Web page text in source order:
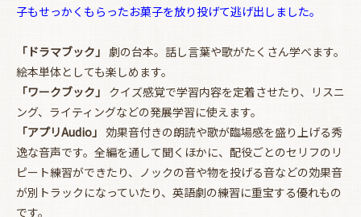
子もせっかくもらったお菓子を放り投げて逃げ出しました。
「ドラマブック」 劇の台本。話し言葉や歌がたくさん学べます。
絵本単体としても楽しめます。
「ワークブック」 クイズ感覚で学習内容を定着させたり、リスニ
ング、ライティングなどの発展学習に使えます。
「アプリAudio」 効果音付きの朗読や歌が臨場感を盛り上げる秀
逸な音声です。全編を通して聞くほかに、配役ごとのセリフのリ
ピート練習ができたり、ノックの音や物を投げる音などの効果音
が別トラックになっていたり、英語劇の練習に重宝する優れもの
です。